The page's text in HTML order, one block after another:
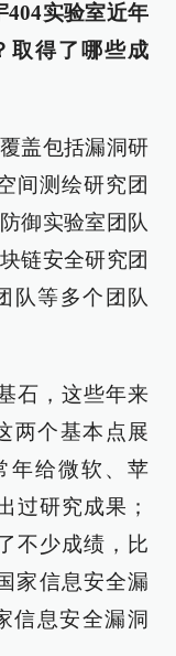
404实验室近年
取得了哪些成
盖包括漏洞研
间测绘研究团
御实验室团队
链安全研究团
队等多个团队
石，这些年来
两个基本点展
年给微软、苹
过研究成果；
不少成绩，比
家信息安全漏
信息安全漏洞